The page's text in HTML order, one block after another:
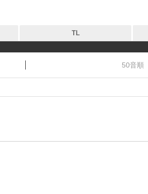
TL
50音順